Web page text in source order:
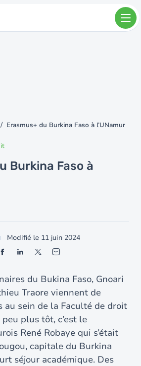
Erasmus+ du Burkina Faso à l’UNamur
Burkina Faso à
Modifié le 11 juin 2024
du Bukina Faso, Gnoari
Traore viennent de
au sein de la Faculté de droit
peu plus tôt, c’est le
René Robaye qui s’était
capitale du Burkina
séjour académique. Des